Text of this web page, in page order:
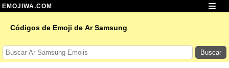
EMOJIWA.COM
Códigos de Emoji de Ar Samsung
Buscar